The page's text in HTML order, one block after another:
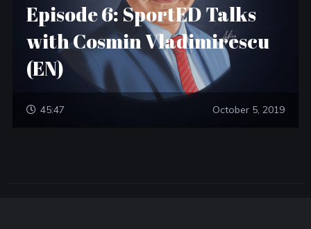
Episode 6: SportED Talks
with Cosmin Vladimirescu
(EN)
45:47 October 5, 2019